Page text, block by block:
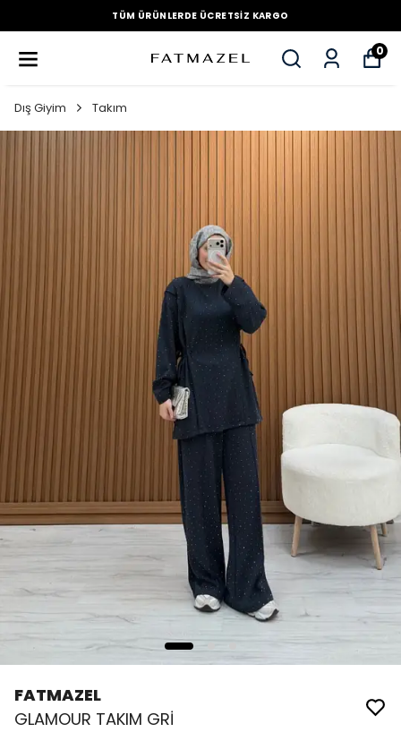
TÜM ÜRÜNLERDE ÜCRETSIZ KARGO
0
Dış Giyim Takım
FATMAZEL
GLAMOUR TAKIM GRİ